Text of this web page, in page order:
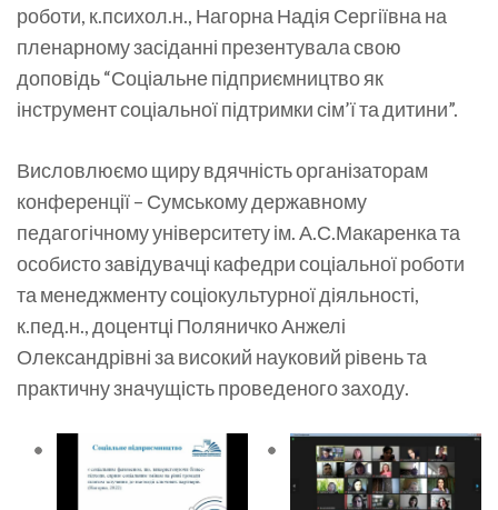
роботи, к.психол.н., Нагорна Надія Сергіївна на
пленарному засіданні презентувала свою
доповідь “Соціальне підприємництво як
інструмент соціальної підтримки сім’ї та дитини”.
Висловлюємо щиру вдячність організаторам
конференції – Сумському державному
педагогічному університету ім. А.С.Макаренка та
особисто завідувачці кафедри соціальної роботи
та менеджменту соціокультурної діяльності,
к.пед.н., доцентці Поляничко Анжелі
Олександрівні за високий науковий рівень та
практичну значущість проведеного заходу.